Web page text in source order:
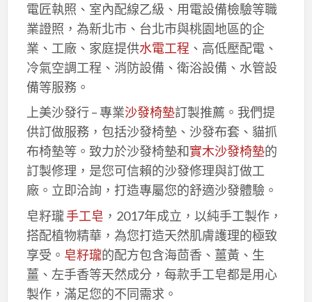
電匠執照、室內配線乙級、用電設備檢驗等職
業證照，為新北市、台北市與桃園地區的企
業、工廠、家庭提供水電工程 、高低壓配電、
冷氣空調工程、消防設備、衛浴設備、水管設
備等服務。
上美沙發行 – 專業沙發椅墊訂製推薦。我們提
供訂做服務，包括沙發椅墊、沙發布套、貓抓
布椅墊等。致力於沙發椅墊和實木沙發椅墊的
訂製修理，是您可信賴的沙發修理與訂做工
廠。立即洽詢，打造專屬您的舒適沙發體驗。
皂籽瓏手工皂 ，2017年成立，以純手工製作，
搭配植物精華，為您打造天然肌膚護理的極致
享受。 皂籽瓏的配方包含海茴香、薑黃、生
薑、左手香等天然成分，每款手工皂都是用心
製作，滿足您的不同需求。